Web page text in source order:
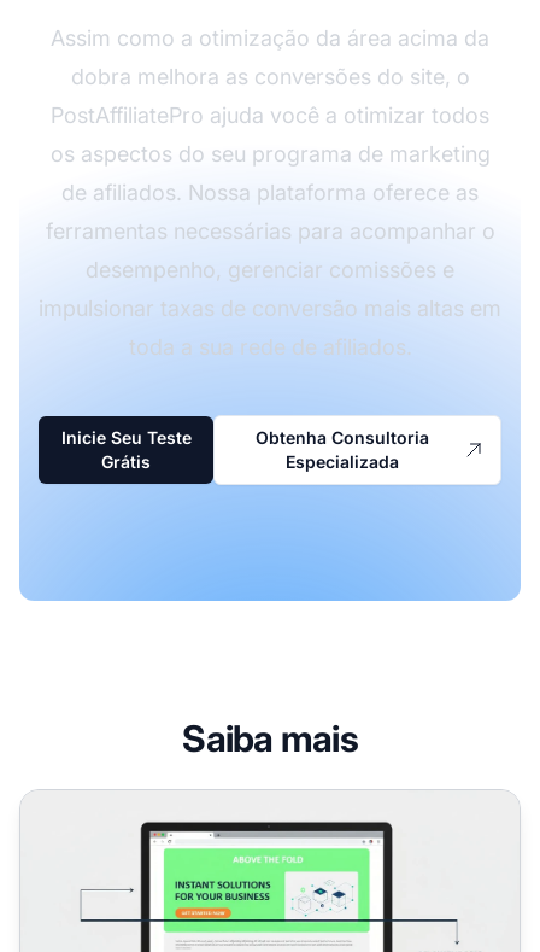
Assim como a otimização da área acima da
dobra melhora as conversões do site, o
PostAffiliatePro ajuda você a otimizar todos
os aspectos do seu programa de marketing
de afiliados. Nossa plataforma oferece as
ferramentas necessárias para acompanhar o
desempenho, gerenciar comissões e
impulsionar taxas de conversão mais altas em
toda a sua rede de afiliados.
Inicie Seu Teste
Grátis
Obtenha Consultoria
Especializada
Saiba mais
Como Otimizar o Conteúdo Acima da Dobra: Guia